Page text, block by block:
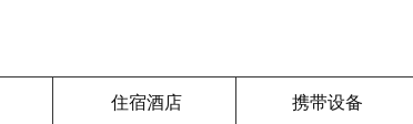
住宿酒店 携带设备